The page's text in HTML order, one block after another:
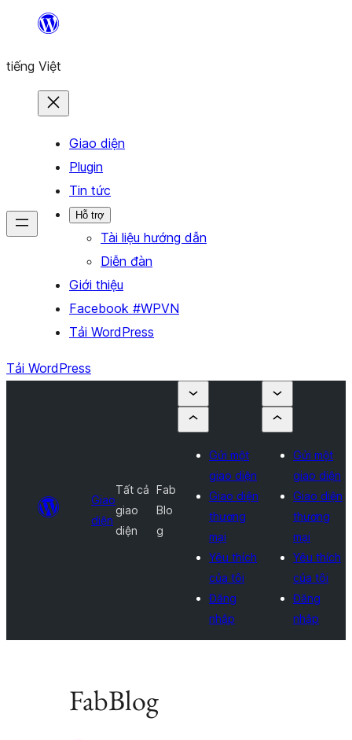
Chuyển
phần
tiếng Việt
Giao diện
Plugin
Tin tức
Hỗ trợ
Tài liệu hướng dẫn
Diễn đàn
Giới thiệu
Facebook #WPVN
Tải WordPress
Tải WordPress
Giao
diện
Tất cả
giao
diện
Fab
Blo
g
Gửi một
giao diện
Giao diện
thương
mại
Yêu thích
của tôi
Đăng
nhập
Gửi một
giao diện
Giao diện
thương
mại
Yêu thích
của tôi
Đăng
nhập
FabBlog